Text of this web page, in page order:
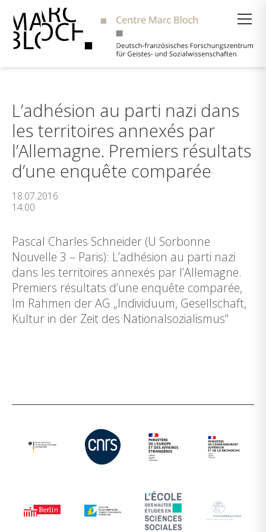
L’adhésion au parti nazi dans
les territoires annexés par
l’Allemagne. Premiers résultats
d’une enquête comparée
18.07.2016
14:00
Pascal Charles Schneider (U Sorbonne
Nouvelle 3 – Paris): L’adhésion au parti nazi
dans les territoires annexés par l’Allemagne.
Premiers résultats d’une enquête comparée,
Im Rahmen der AG „Individuum, Gesellschaft,
Kultur in der Zeit des Nationalsozialismus“